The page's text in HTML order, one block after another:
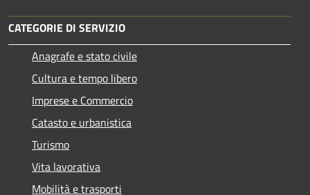
CATEGORIE DI SERVIZIO
Anagrafe e stato civile
Cultura e tempo libero
Imprese e Commercio
Catasto e urbanistica
Turismo
Vita lavorativa
Mobilità e trasporti